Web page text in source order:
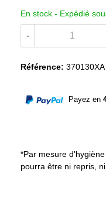
En stock - Expédié
-
Référence: 370130XA
Payez en
*Par mesure
pourra être ni repris,